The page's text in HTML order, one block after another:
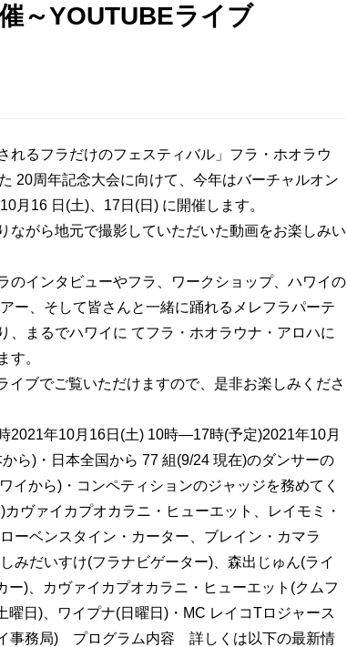
～YOUTUBEライブ
れるフラだけのフェスティバル」フラ・ホオラウ
20周年記念大会に向けて、今年はバーチャルオン
月16 日(土)、17日(日) に開催します。
ながら地元で撮影していただいた動画をお楽しみい
のインタビューやフラ、ワークショップ、ハワイの
ー、そして皆さんと一緒に踊れるメレフラパーテ
、まるでハワイに てフラ・ホオラウナ・アロハに
す。
イブでご覧いただけますので、是非お楽しみくださ
年10月16日(土) 10時―17時(予定)2021年10月
ら)・日本全国から 77 組(9/24 現在)のダンサーの
イから)・コンペティションのジャッジを務めてく
ヴァイカプオカラニ・ヒューエット、レイモミ・
ーベンスタイン・カーター、ブレイン・カマラ
みだいすけ(フラナビゲーター)、森出じゅん(ライ
ー)、カヴァイカプオカラニ・ヒューエット(クムフ
曜日)、ワイプナ(日曜日)・MC レイコTロジャース
事務局) プログラム内容 詳しくは以下の最新情